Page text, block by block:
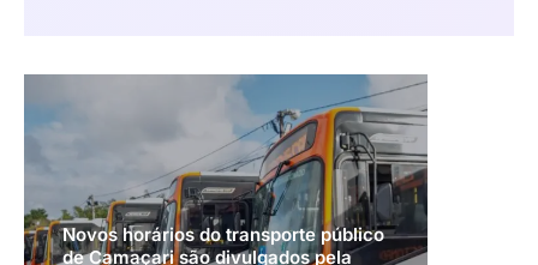
Novos horários do transporte público
de Camaçari são divulgados pela